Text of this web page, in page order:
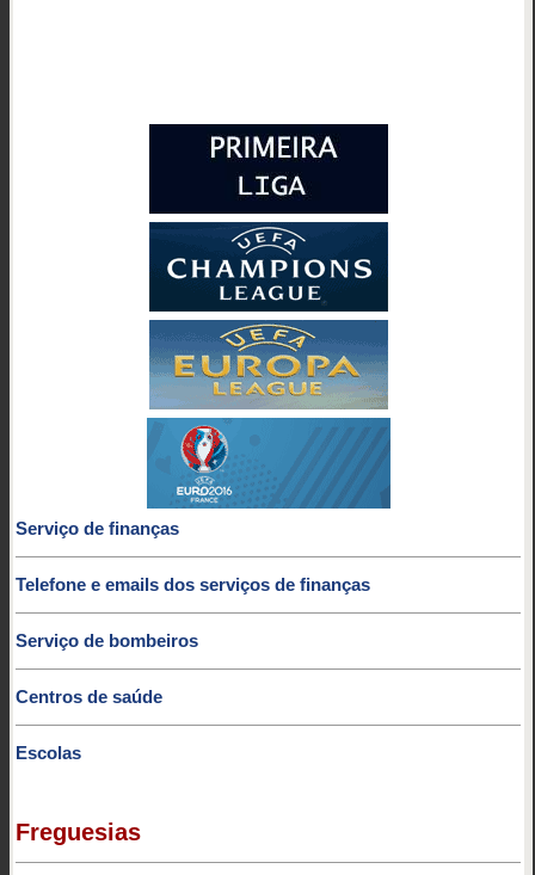
Serviço de finanças
Telefone e emails dos serviços de finanças
Serviço de bombeiros
Centros de saúde
Escolas
Freguesias